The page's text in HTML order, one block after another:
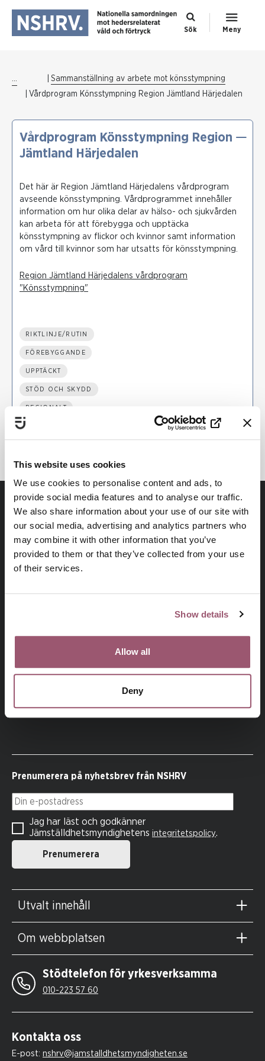
This website uses cookies
We use cookies to personalise content and ads, to
provide social media features and to analyse our traffic.
We also share information about your use of our site with
our social media, advertising and analytics partners who
may combine it with other information that you’ve
provided to them or that they’ve collected from your use
of their services.
Show details
Allow all
Deny
Sök Meny
...
Sammanställning av arbete mot könsstympning
Vårdprogram Könsstympning Region Jämtland Härjedalen
Vårdprogram Könsstympning Region
Jämtland Härjedalen
Det här är Region Jämtland Härjedalens vårdprogram
avseende könsstympning. Vårdprogrammet innehåller
information om hur olika delar av hälso- och sjukvården
kan arbeta för att förebygga och upptäcka
könsstympning av flickor och kvinnor samt information
om vård till kvinnor som har utsatts för könsstympning.
Region Jämtland Härjedalens vårdprogram
"Könsstympning"
RIKTLINJE/RUTIN
FÖREBYGGANDE
UPPTÄCKT
STÖD OCH SKYDD
REGIONALT
våld och förtryck, är en del av Jämställdhetsmyndigheten.
NSHRV samordnar Sveriges arbete med att förebygga och
bekämpa hedersrelaterat våld och förtryck.
Prenumerera på nyhetsbrev från NSHRV
Din e-postadress
Prenumerera
Jag har läst och godkänner
Jämställdhetsmyndighetens integritetspolicy.
Utvalt innehåll
Om webbplatsen
Stödtelefon för yrkesverksamma
010-223 57 60
Kontakta oss
E-post: nshrv@jamstalldhetsmyndigheten.se